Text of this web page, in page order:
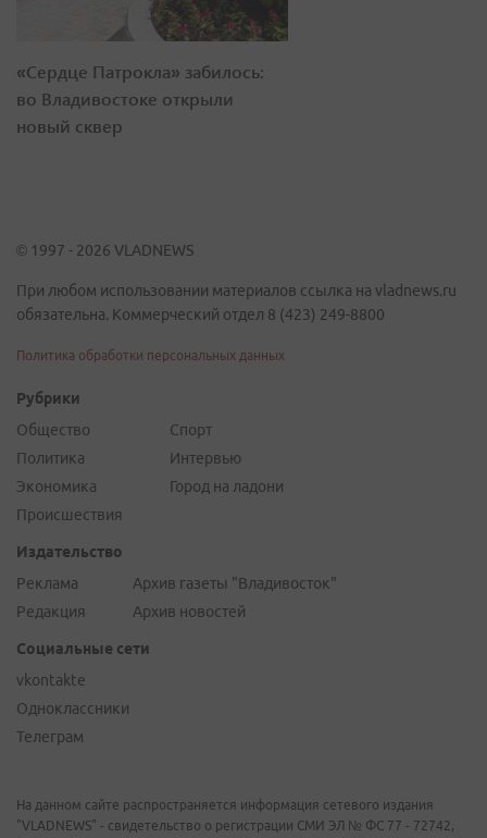
«Сердце Патрокла» забилось:
во Владивостоке открыли
новый сквер
© 1997 - 2026 VLADNEWS
При любом использовании материалов ссылка на vladnews.ru
обязательна. Коммерческий отдел 8 (423) 249-8800
Политика обработки персональных данных
Рубрики
Общество
Политика
Экономика
Происшествия
Спорт
Интервью
Город на ладони
Издательство
Реклама
Редакция
Архив газеты "Владивосток"
Архив новостей
Социальные сети
vkontakte
Одноклассники
Телеграм
На данном сайте распространяется информация сетевого издания
"VLADNEWS" - свидетельство о регистрации СМИ ЭЛ № ФС 77 - 72742,